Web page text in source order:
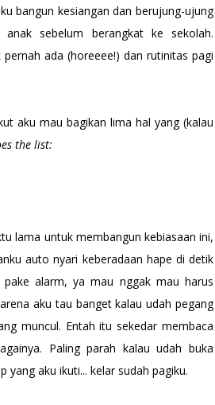
bangun kesiangan dan berujung-ujung
sebelum berangkat ke sekolah.
ada (horeeee!) dan rutinitas pagi
aku mau bagikan lima hal yang (kalau
the list:
lama untuk membangun kebiasaan ini,
auto nyari keberadaan hape di detik
pake alarm, ya mau nggak mau harus
aku tau banget kalau udah pegang
muncul. Entah itu sekedar membaca
Paling parah kalau udah buka
yang aku ikuti... kelar sudah pagiku.